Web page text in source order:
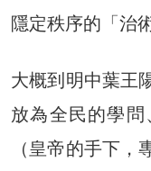
隱定秩序的「治
大概到明中葉王
放為全民的學
（皇帝的手下